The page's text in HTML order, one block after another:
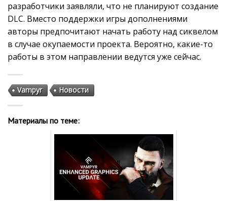
разработчики заявляли, что не планируют создание
DLC. Вместо поддержки игры дополнениями
авторы предпочитают начать работу над сиквелом
в случае окупаемости проекта. Вероятно, какие-то
работы в этом направлении ведутся уже сейчас.
Vampyr Новости
Материалы по теме: